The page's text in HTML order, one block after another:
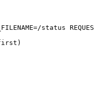
status
first)